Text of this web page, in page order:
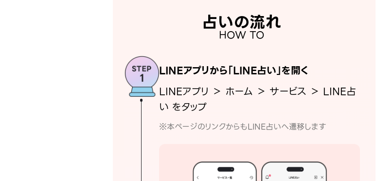
占いの流れ
HOW TO
LINEアプリから「LINE占い」を開く
LINEアプリ ＞ ホーム ＞ サービス ＞ LINE占
い をタップ
※本ページのリンクからもLINE占いへ遷移します